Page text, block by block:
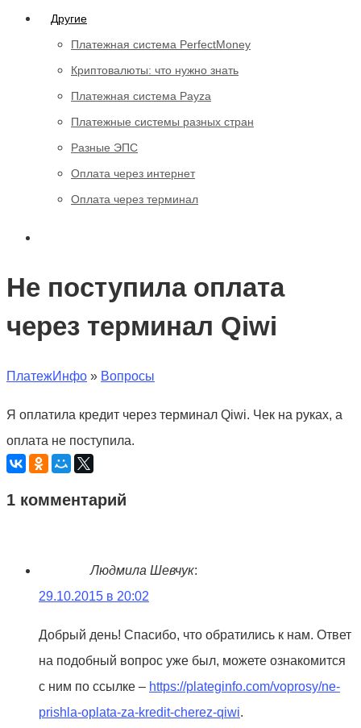
Другие
Платежная система PerfectMoney
Криптовалюты: что нужно знать
Платежная система Payza
Платежные системы разных стран
Разные ЭПС
Оплата через интернет
Оплата через терминал
Не поступила оплата
через терминал Qiwi
ПлатежИнфо » Вопросы
Я оплатила кредит через терминал Qiwi. Чек на руках, а
оплата не поступила.
1 комментарий
Людмила Шевчук:
29.10.2015 в 20:02
Добрый день! Спасибо, что обратились к нам. Ответ
на подобный вопрос уже был, можете ознакомится
с ним по ссылке – https://plateginfo.com/voprosy/ne-
prishla-oplata-za-kredit-cherez-qiwi.